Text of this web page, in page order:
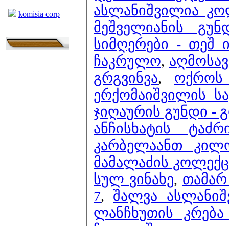
komisia corp
ასლანიშვილია
მეშველიანის
სიმღერები - თეშ
ჩაკრულო,
გრგვინვა, ოქროს
ერქომაიშვილის
ჯიღაურის გუნდი -
ანჩისხატის
კარბელაანთ
მამალაძის
სულ ვინახე,
7, შალვა
ლანჩხუთის